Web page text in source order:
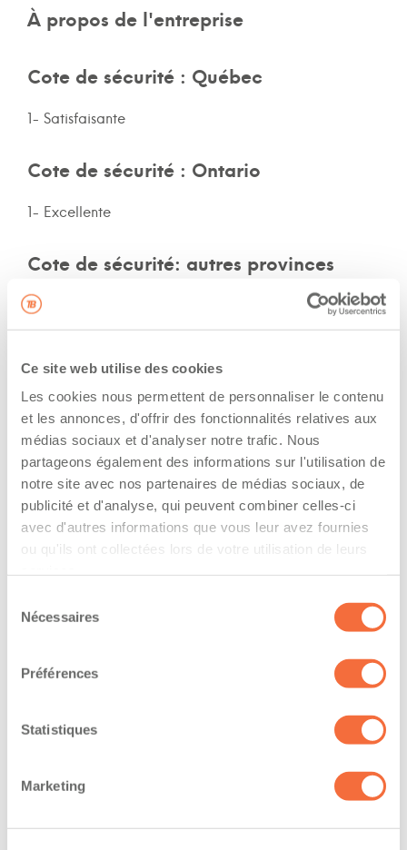
Ce site web utilise des cookies
Les cookies nous permettent de personnaliser le contenu
et les annonces, d'offrir des fonctionnalités relatives aux
médias sociaux et d'analyser notre trafic. Nous
partageons également des informations sur l'utilisation de
notre site avec nos partenaires de médias sociaux, de
publicité et d'analyse, qui peuvent combiner celles-ci
avec d'autres informations que vous leur avez fournies
ou qu'ils ont collectées lors de votre utilisation de leurs
Nécessaires
Préférences
Statistiques
Marketing
À propos de l'entreprise
Cote de sécurité : Québec
1- Satisfaisante
Cote de sécurité : Ontario
1- Excellente
Cote de sécurité: autres provinces
Non-spécifié
Assurances et immatriculation
Possède ses propres assurances
The driver hold a driving licence from:
quebec
Has a vehicle registered in the following
province:
quebec
Formations / certifications - Système d'information
sur les marchandises dangereuses utilisées au
work at/during :
Jour